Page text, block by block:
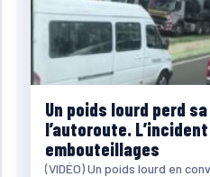
Un poids lourd perd
l’autoroute.
embouteillages
(VIDÉO) Un poids lourd en